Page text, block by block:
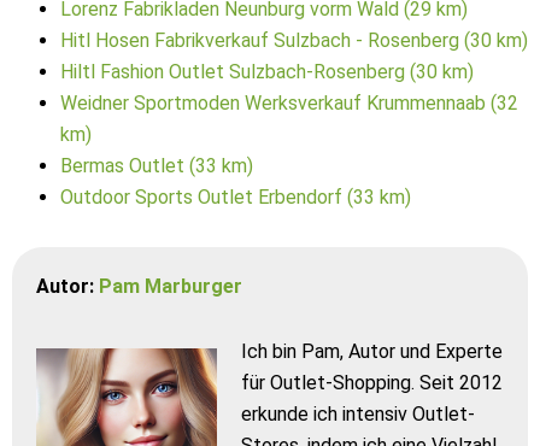
Lorenz Fabrikladen Neunburg vorm Wald (29 km)
Hitl Hosen Fabrikverkauf Sulzbach - Rosenberg (30 km)
Hiltl Fashion Outlet Sulzbach-Rosenberg (30 km)
Weidner Sportmoden Werksverkauf Krummennaab (32
km)
Bermas Outlet (33 km)
Outdoor Sports Outlet Erbendorf (33 km)
Autor: Pam Marburger
Ich bin Pam, Autor und Experte
für Outlet-Shopping. Seit 2012
erkunde ich intensiv Outlet-